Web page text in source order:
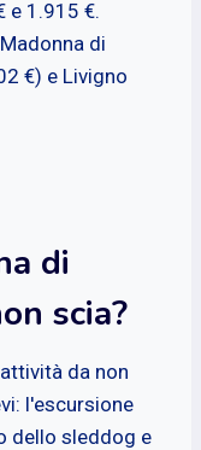
e 1.915 €.
di
€) e Livigno
di
scia?
da non
l'escursione
dello sleddog e